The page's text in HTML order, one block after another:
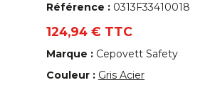
Référence : 0313F33410018
124,94 € TTC
Marque : Cepovett Safety
Couleur : Gris Acier